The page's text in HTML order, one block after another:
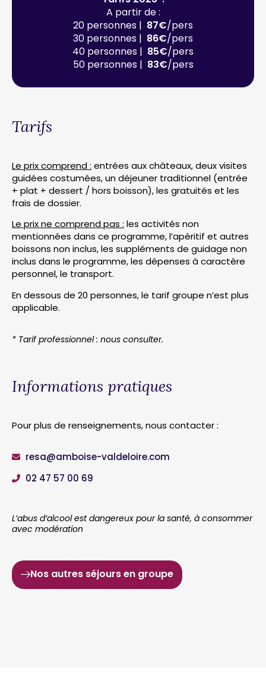
A partir de :
20 personnes | 87€/pers
30 personnes | 86€/pers
40 personnes | 85€/pers
50 personnes | 83€/pers
Tarifs
Le prix comprend : entrées aux châteaux, deux visites
guidées costumées, un déjeuner traditionnel (entrée
+ plat + dessert / hors boisson), les gratuités et les
frais de dossier.
Le prix ne comprend pas : les activités non
mentionnées dans ce programme, l’apéritif et autres
boissons non inclus, les suppléments de guidage non
inclus dans le programme, les dépenses à caractère
personnel, le transport.
En dessous de 20 personnes, le tarif groupe n’est plus
applicable.
* Tarif professionnel : nous consulter.
Informations pratiques
Pour plus de renseignements, nous contacter :
resa@amboise-valdeloire.com
02 47 57 00 69
L’abus d’alcool est dangereux pour la santé, à consommer
avec modération
Nos autres séjours en groupe
J’organisemon séjouret je réserve